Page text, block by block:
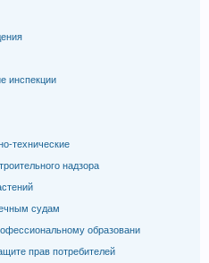
инспекции
технические
надзора
судам
образовани
прав потребителей